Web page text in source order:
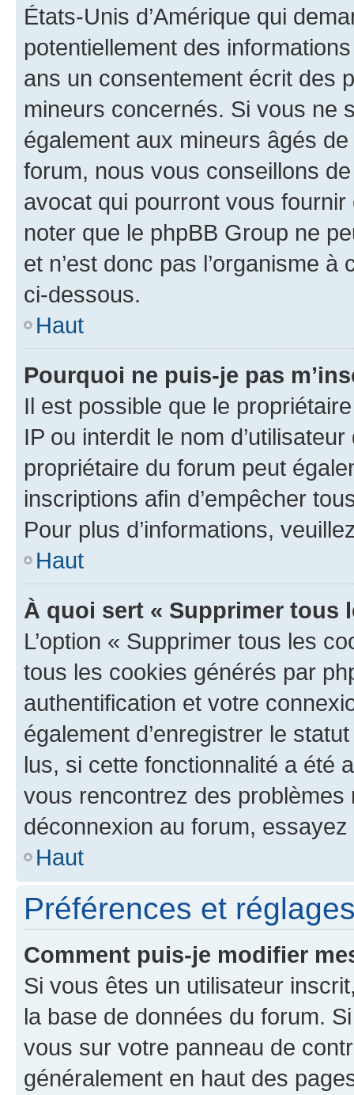
États-Unis d’Amérique qui
potentiellement des
ans un consentement écrit des
mineurs concernés. Si vous ne
également aux mineurs âgés
forum, nous vous conseillons
avocat qui pourront vous
noter que le phpBB Group ne
et n’est donc pas l’organisme
ci-dessous.
Haut
Pourquoi ne puis-je pas
Il est possible que le
IP ou interdit le nom
propriétaire du forum peut
inscriptions afin d’empêcher
Pour plus d’informations,
Haut
À quoi sert « Supprimer tous
L’option « Supprimer tous les
tous les cookies générés par
authentification et votre
également d’enregistrer le
lus, si cette fonctionnalité a été
vous rencontrez des
déconnexion au forum,
Haut
Préférences et
Comment puis-je modifier
Si vous êtes un utilisateur
la base de données du forum.
vous sur votre panneau de
généralement en haut des